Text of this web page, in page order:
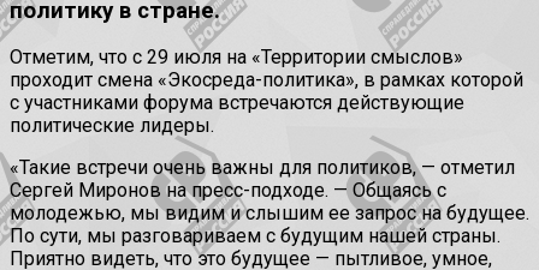
политику в стране.
Отметим, что с 29 июля на «Территории смыслов»
проходит смена «Экосреда-политика», в рамках которой
с участниками форума встречаются действующие
политические лидеры.
«Такие встречи очень важны для политиков, — отметил
Сергей Миронов на пресс-подходе. — Общаясь с
молодежью, мы видим и слышим ее запрос на будущее.
По сути, мы разговариваем с будущим нашей страны.
Приятно видеть, что это будущее — пытливое, умное,